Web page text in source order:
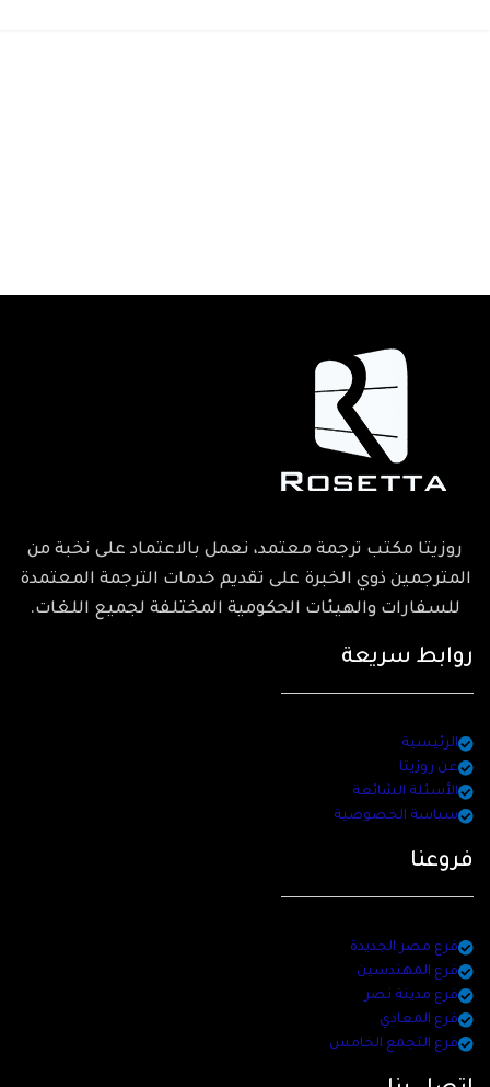
روزيتا مكتب ترجمة معتمد، نعمل بالاعتماد على نخبة من
المترجمين ذوي الخبرة على تقديم خدمات الترجمة المعتمدة
للسفارات والهيئات الحكومية المختلفة لجميع اللغات.
روابط سريعة
الرئيسية
عن روزيتا
الأسئلة الشائعة
سياسة الخصوصية
فروعنا
فرع مصر الجديدة
فرع المهندسين
فرع مدينة نصر
فرع المعادي
فرع التجمع الخامس